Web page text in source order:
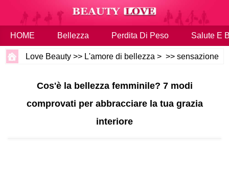
HOME Bellezza Perdita Di Peso Salute E
Love Beauty >> L'amore di bellezza > >>sensazione
Cos'è la bellezza femminile? 7 modi
comprovati per abbracciare la tua grazia
interiore